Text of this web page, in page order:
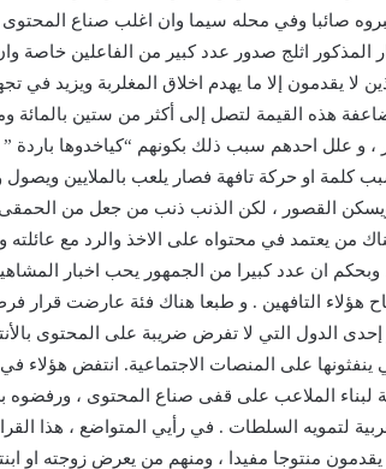
صائبا وفي محله سيما وان اغلب صناع
المذكور اثلج صدور عدد كبير من الفاعلين
لا يقدمون إلا ما يهدم اخلاق المغلربة ويزيد
هذه القيمة لتصل إلى أكثر من ستين بالمائة
، و علل احدهم سبب ذلك بكونهم “كياخدوها
كلمة او حركة تافهة فصار يلعب بالملايين
القصور ، لكن الذنب ذنب من جعل من
من يعتمد في محتواه على الاخذ والرد مع
ان عدد كبيرا من الجمهور يحب اخبار
إحدى الدول التي لا تفرض ضريبة على المحتوى
ينفثونها على المنصات الاجتماعية. انتفض هؤلاء
لبناء الملاعب على قفى صناع المحتوى ، ورفضوه
لتمويه السلطات . في رأيي المتواضع ، هذا
يقدمون منتوجا مفيدا ، ومنهم من يعرض زوجته او